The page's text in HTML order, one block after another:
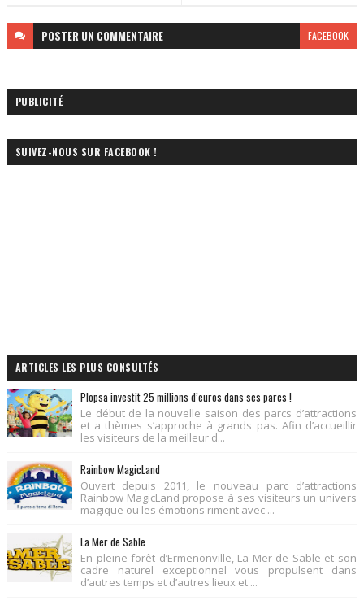
POSTER UN COMMENTAIRE FACEBOOK
PUBLICITÉ
SUIVEZ-NOUS SUR FACEBOOK !
ARTICLES LES PLUS CONSULTÉS
Plopsa investit 25 millions d’euros dans ses parcs !
Le début de la nouvelle saison des parcs d’attractions
et a thèmes s’approche à grands pas. Afin d’accueillir
les visiteurs de la meilleur d...
Rainbow MagicLand
Ouvert depuis 2011, le nouveau parc d’attractions
Rainbow MagicLand propose à ses visiteurs un univers
magique ou les émotions riment avec ...
La Mer de Sable
En pleine forêt d’Ermenonville, La Mer de Sable et son
cadre naturel exceptionnel vous propulsent dans
d’autres temps et d’autres lieux et ...